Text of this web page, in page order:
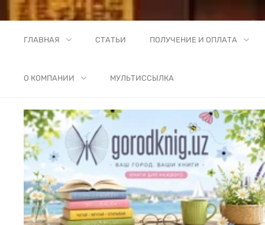
ГЛАВНАЯ СТАТЬИ ПОЛУЧЕНИЕ И ОПЛАТА
О КОМПАНИИ МУЛЬТИССЫЛКА